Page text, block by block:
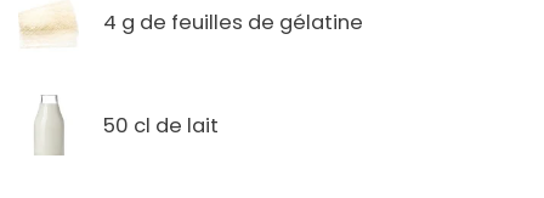
4 g de feuilles de gélatine
50 cl de lait